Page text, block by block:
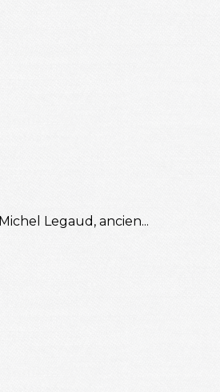
Legaud, ancien...